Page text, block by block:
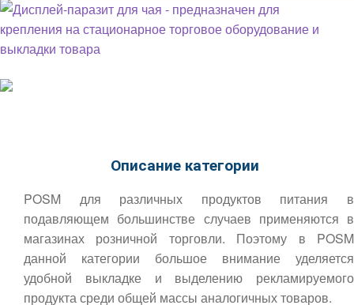
Описание категории
POSM для различных продуктов питания в
подавляющем большинстве случаев применяются в
магазинах розничной торговли. Поэтому в POSM
данной категории большое внимание уделяется
удобной выкладке и выделению рекламируемого
продукта среди общей массы аналогичных товаров.